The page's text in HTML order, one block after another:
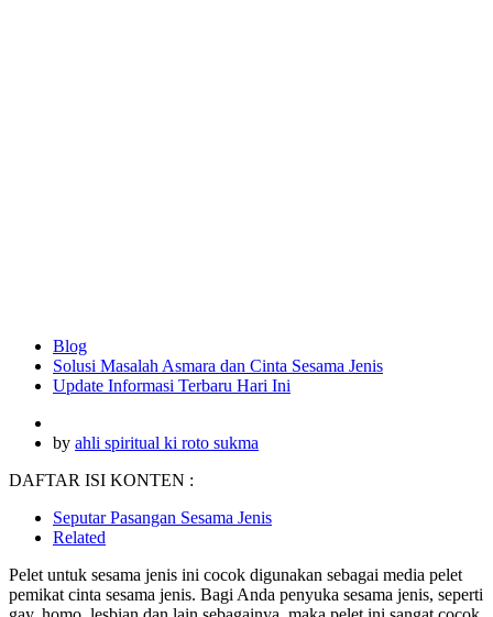
Blog
Solusi Masalah Asmara dan Cinta Sesama Jenis
Update Informasi Terbaru Hari Ini
by ahli spiritual ki roto sukma
DAFTAR ISI KONTEN :
Seputar Pasangan Sesama Jenis
Related
Pelet untuk sesama jenis ini cocok digunakan sebagai media pelet
pemikat cinta sesama jenis. Bagi Anda penyuka sesama jenis, seperti